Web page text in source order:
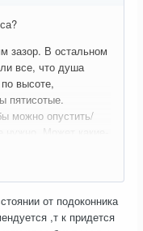
зазор. В остальном
все, что душа
высоте,
пятисотые.
можно опустить/
нужно. Может какие-
от подоконника
,т к придется